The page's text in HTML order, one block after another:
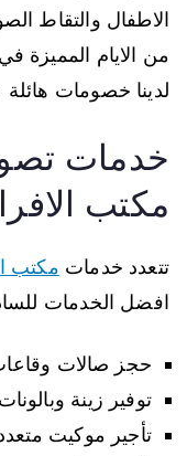
الاطفال والتقاط
من الايام المميزة
لدينا خصومات هائلة
خدمات
مكتب
تتعدد خدمات مكتب
افضل الخدمات
حجز صالات
توفير زينة
تأجير موكيت متعدد